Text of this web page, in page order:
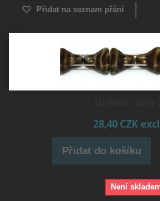
Přidat na seznam přání
28,40 CZK
Přidat do košíku
Není